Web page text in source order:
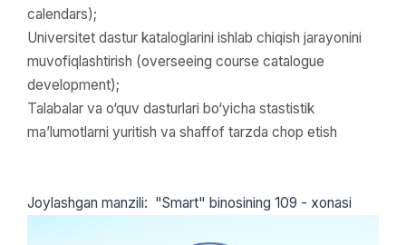
calendars);
Universitet dastur kataloglarini ishlab chiqish jarayonini
muvofiqlashtirish (overseeing course catalogue
development);
Talabalar va o‘quv dasturlari bo‘yicha stastistik
ma’lumotlarni yuritish va shaffof tarzda chop etish
Joylashgan manzili: "Smart" binosining 109 - xonasi